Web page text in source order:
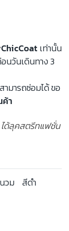
เท่านั้น
นวันเดินทาง 3
มารถซ่อมได้ ขอ
า
ได้ลุคสตรีทแฟชั่น
วม สีดำ